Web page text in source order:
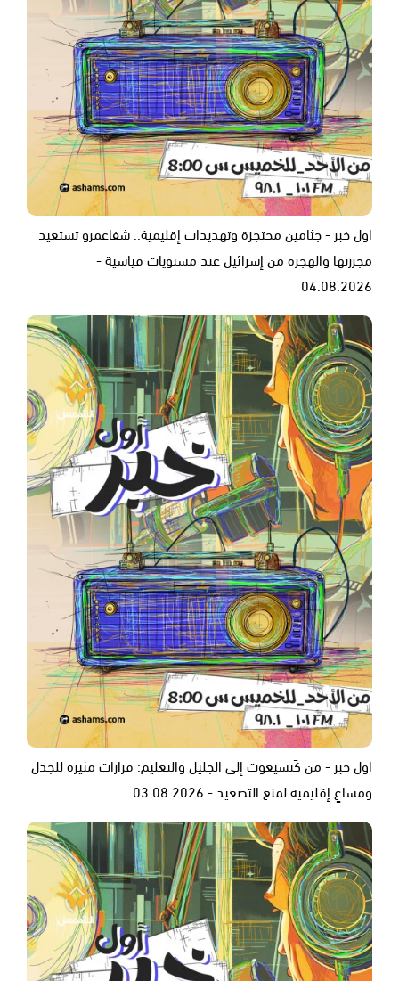
اول خبر - جثامين محتجزة وتهديدات إقليمية.. شفاعمرو تستعيد
مجزرتها والهجرة من إسرائيل عند مستويات قياسية -
04.08.2026
اول خبر - من كَتسيعوت إلى الجليل والتعليم: قرارات مثيرة للجدل
ومساعٍ إقليمية لمنع التصعيد - 03.08.2026